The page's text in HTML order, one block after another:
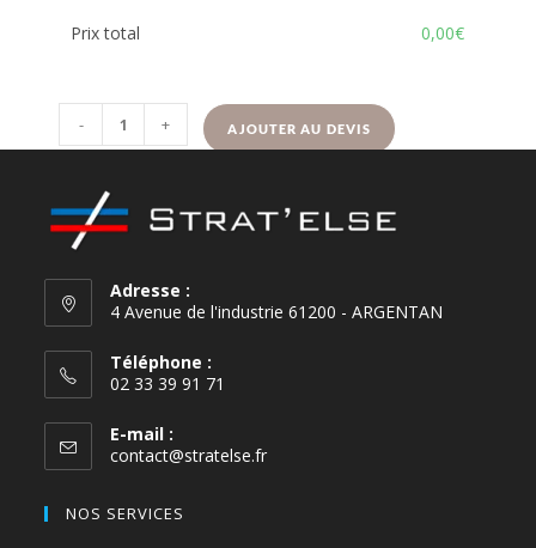
Prix total 0,00€
- + AJOUTER AU DEVIS
Adresse :
4 Avenue de l'industrie 61200 - ARGENTAN
Téléphone :
02 33 39 91 71
E-mail :
contact@stratelse.fr
NOS SERVICES